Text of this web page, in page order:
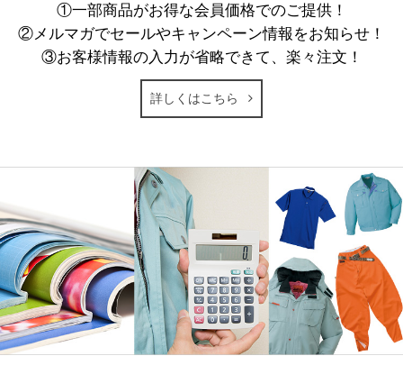
①一部商品がお得な会員価格でのご提供！
②メルマガでセールやキャンペーン情報をお知らせ！
③お客様情報の入力が省略できて、楽々注文！
詳しくはこちら